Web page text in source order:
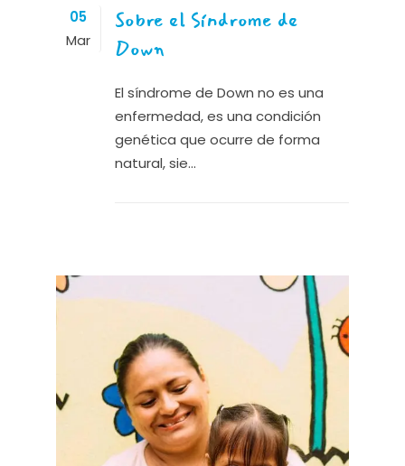
05
Mar
Sobre el Síndrome de
Down
El síndrome de Down no es una
enfermedad, es una condición
genética que ocurre de forma
natural, sie...